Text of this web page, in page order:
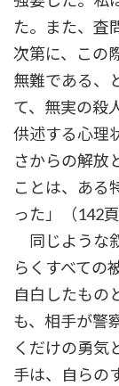
た。また、査
次第に、この
無難である、
て、無実の殺
供述する心理
さからの解放
ことは、ある
った」（142頁
同じような
らくすべての
自白したもの
も、相手が警
くだけの勇気
手は、自らの